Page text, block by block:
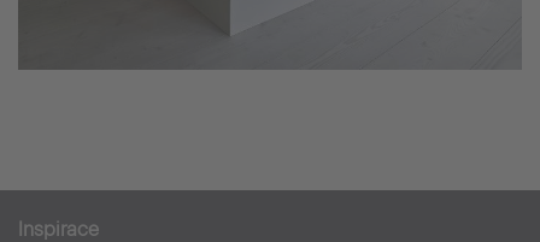
Inspirace